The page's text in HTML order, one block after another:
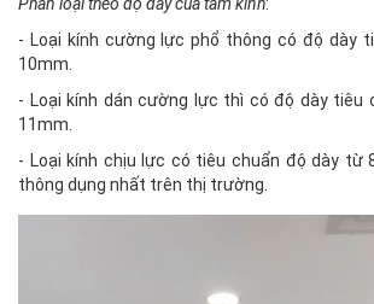
- Loại kính cường lực phổ thông có độ dày
10mm.
- Loại kính dán cường lực thì có độ dày tiêu
11mm.
- Loại kính chịu lực có tiêu chuẩn độ dày từ
thông dụng nhất trên thị trường.